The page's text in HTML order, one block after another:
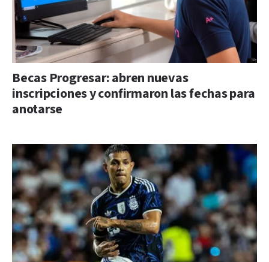
Becas Progresar: abren nuevas
inscripciones y confirmaron las fechas para
anotarse